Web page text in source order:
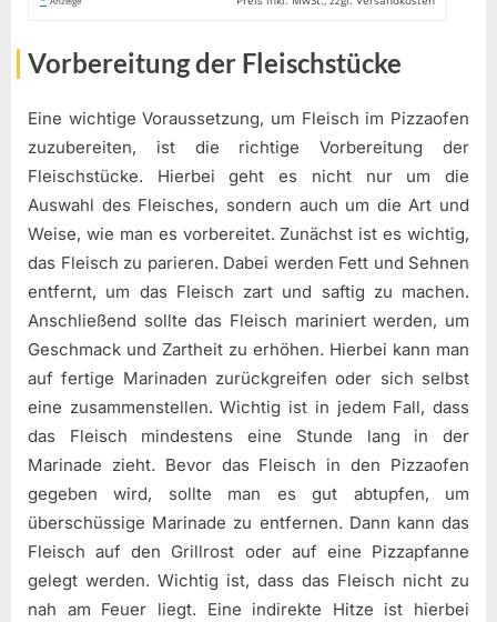
Vorbereitung der Fleischstücke
Eine wichtige Voraussetzung, um Fleisch im Pizzaofen
zuzubereiten, ist die richtige Vorbereitung der
Fleischstücke. Hierbei geht es nicht nur um die
Auswahl des Fleisches, sondern auch um die Art und
Weise, wie man es vorbereitet. Zunächst ist es wichtig,
das Fleisch zu parieren. Dabei werden Fett und Sehnen
entfernt, um das Fleisch zart und saftig zu machen.
Anschließend sollte das Fleisch mariniert werden, um
Geschmack und Zartheit zu erhöhen. Hierbei kann man
auf fertige Marinaden zurückgreifen oder sich selbst
eine zusammenstellen. Wichtig ist in jedem Fall, dass
das Fleisch mindestens eine Stunde lang in der
Marinade zieht. Bevor das Fleisch in den Pizzaofen
gegeben wird, sollte man es gut abtupfen, um
überschüssige Marinade zu entfernen. Dann kann das
Fleisch auf den Grillrost oder auf eine Pizzapfanne
gelegt werden. Wichtig ist, dass das Fleisch nicht zu
nah am Feuer liegt. Eine indirekte Hitze ist hierbei